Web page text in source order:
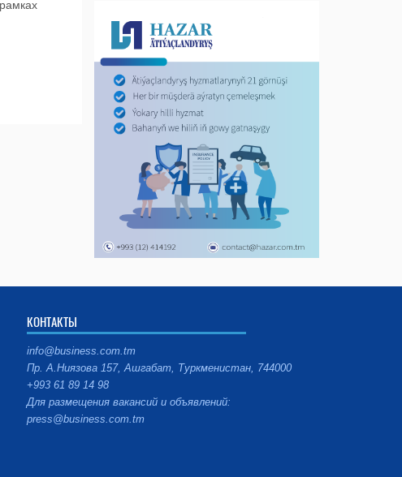
КОНТАКТЫ
info@business.com.tm
Пр. А.Ниязова 157, Ашгабат, Туркменистан, 744000
+993 61 89 14 98
Для размещения вакансий и объявлений:
press@business.com.tm